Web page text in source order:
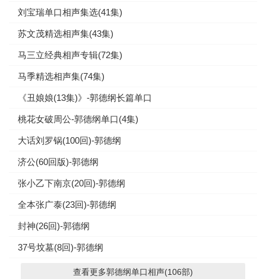
刘宝瑞单口相声集选(41集)
苏文茂精选相声集(43集)
马三立经典相声专辑(72集)
马季精选相声集(74集)
《丑娘娘(13集)》-郭德纲长篇单口
桃花女破周公-郭德纲单口(4集)
大话刘罗锅(100回)-郭德纲
济公(60回版)-郭德纲
张小乙下南京(20回)-郭德纲
全本张广泰(23回)-郭德纲
封神(26回)-郭德纲
37号坟墓(8回)-郭德纲
查看更多郭德纲单口相声(106部)